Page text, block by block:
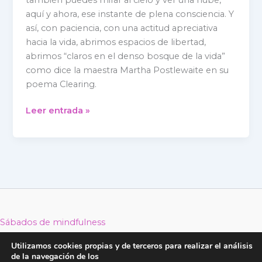
aquí y ahora, ese instante de plena consciencia. Y
así, con paciencia, con una actitud apreciativa
hacia la vida, abrimos espacios de libertad,
abrimos “claros en el denso bosque de la vida”
como dice la maestra Martha Postlewaite en su
poema Clearing.
Leer entrada »
Sábados de mindfulness
Reducción Estrés MBSR
Utilizamos cookies propias y de terceros para realizar el análisis
de la navegación de los